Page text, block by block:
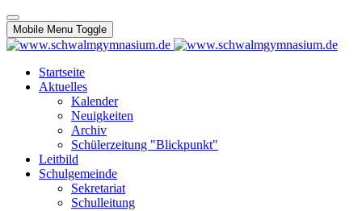
Mobile Menu Toggle
Startseite
Aktuelles
Kalender
Neuigkeiten
Archiv
Schülerzeitung "Blickpunkt"
Leitbild
Schulgemeinde
Sekretariat
Schulleitung